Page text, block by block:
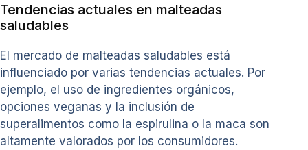
Tendencias actuales en malteadas
saludables
El mercado de malteadas saludables está
influenciado por varias tendencias actuales. Por
ejemplo, el uso de ingredientes orgánicos,
opciones veganas y la inclusión de
superalimentos como la espirulina o la maca son
altamente valorados por los consumidores.